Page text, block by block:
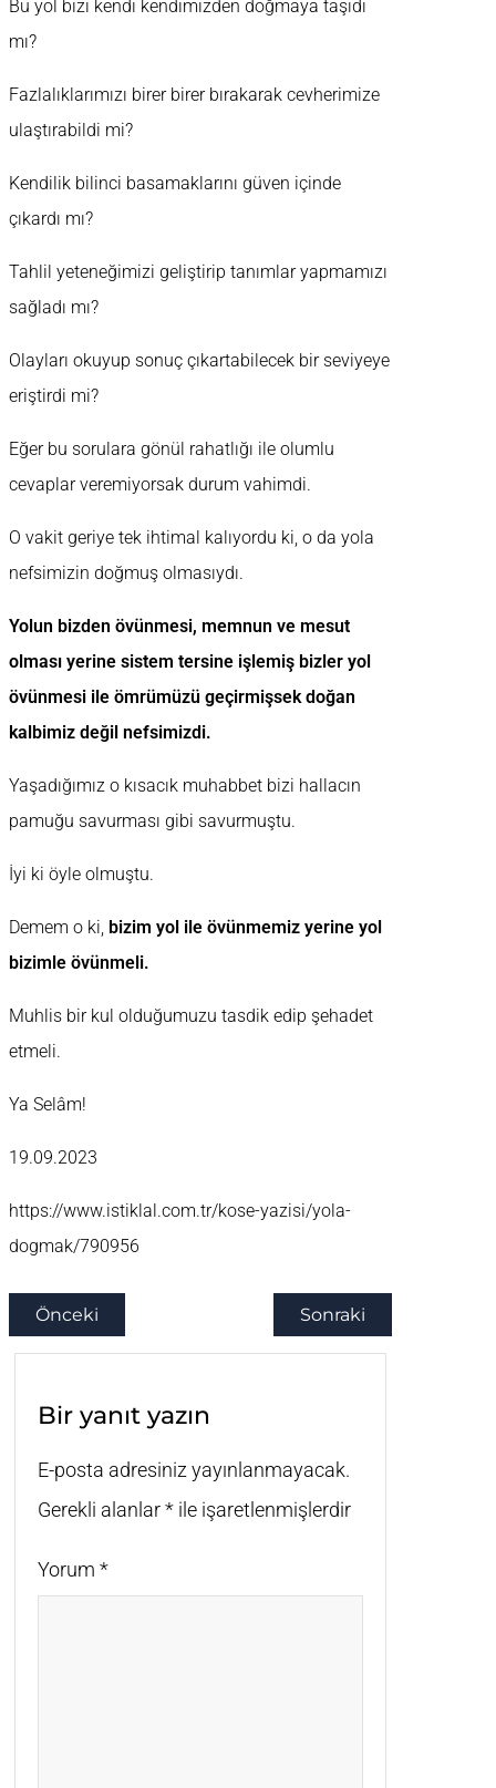
Bu yol bizi kendi kendimizden doğmaya taşıdı
mı?
Fazlalıklarımızı birer birer bırakarak cevherimize
ulaştırabildi mi?
Kendilik bilinci basamaklarını güven içinde
çıkardı mı?
Tahlil yeteneğimizi geliştirip tanımlar yapmamızı
sağladı mı?
Olayları okuyup sonuç çıkartabilecek bir seviyeye
eriştirdi mi?
Eğer bu sorulara gönül rahatlığı ile olumlu
cevaplar veremiyorsak durum vahimdi.
O vakit geriye tek ihtimal kalıyordu ki, o da yola
nefsimizin doğmuş olmasıydı.
Yolun bizden övünmesi, memnun ve mesut
olması yerine sistem tersine işlemiş bizler yol
övünmesi ile ömrümüzü geçirmişsek doğan
kalbimiz değil nefsimizdi.
Yaşadığımız o kısacık muhabbet bizi hallacın
pamuğu savurması gibi savurmuştu.
İyi ki öyle olmuştu.
Demem o ki, bizim yol ile övünmemiz yerine yol
bizimle övünmeli.
Muhlis bir kul olduğumuzu tasdik edip şehadet
etmeli.
Ya Selâm!
19.09.2023
https://www.istiklal.com.tr/kose-yazisi/yola-
dogmak/790956
Önceki Sonraki
Bir yanıt yazın
E-posta adresiniz yayınlanmayacak.
Gerekli alanlar* ile işaretlenmişlerdir
Yorum *